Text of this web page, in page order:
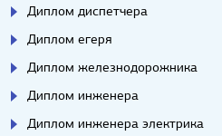
Диплом диспетчера
Диплом егеря
Диплом железнодорожника
Диплом инженера
Диплом инженера электрика